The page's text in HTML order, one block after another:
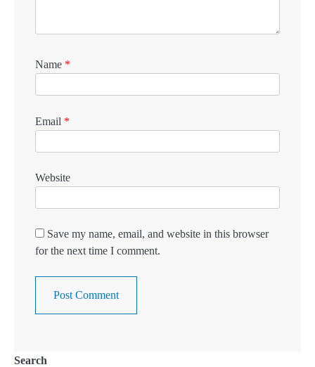
Name *
Email *
Website
Save my name, email, and website in this browser
for the next time I comment.
Search